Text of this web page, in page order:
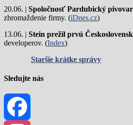
20.06. | Spoločnosť Pardubický pivovar
zhromaždenie firmy. (iDnes.cz)
13.06. | Stein prežil prvú
developerov. (Index)
Staršie krátke správy
Sledujte nás